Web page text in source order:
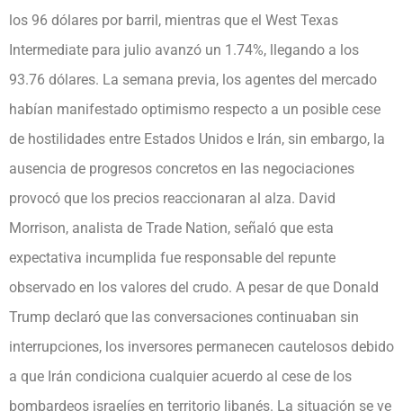
los 96 dólares por barril, mientras que el West Texas
Intermediate para julio avanzó un 1.74%, llegando a los
93.76 dólares. La semana previa, los agentes del mercado
habían manifestado optimismo respecto a un posible cese
de hostilidades entre Estados Unidos e Irán, sin embargo, la
ausencia de progresos concretos en las negociaciones
provocó que los precios reaccionaran al alza. David
Morrison, analista de Trade Nation, señaló que esta
expectativa incumplida fue responsable del repunte
observado en los valores del crudo. A pesar de que Donald
Trump declaró que las conversaciones continuaban sin
interrupciones, los inversores permanecen cautelosos debido
a que Irán condiciona cualquier acuerdo al cese de los
bombardeos israelíes en territorio libanés. La situación se ve